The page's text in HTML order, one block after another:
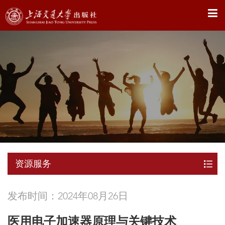
X
资源服务
发布时间：2024年08月26日
医用电子加速器原理与关键技术